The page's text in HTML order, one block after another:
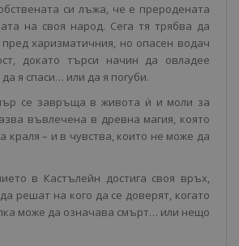
си лъжа, че е преродената
на своя народ. Сега тя трябва да
харизматичния, но опасен водач
докато търси начин да овладее
я спаси… или да я погуби.
се завръща в живота ѝ и моли за
въвлечена в древна магия, която
краля – и в чувства, които не може да
в Кастълейн достига своя връх,
решат на кого да се доверят, когато
може да означава смърт… или нещо